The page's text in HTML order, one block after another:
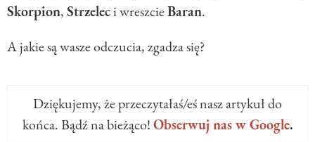
Skorpion,Strzeleci wreszcieBaran.
A jakie są wasze odczucia, zgadza się?
Dziękujemy, że przeczytałaś/eś nasz artykuł do
końca. Bądź na bieżąco!Obserwuj nas w Google.